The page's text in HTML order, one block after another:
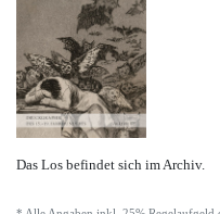
Das Los befindet sich im Archiv.